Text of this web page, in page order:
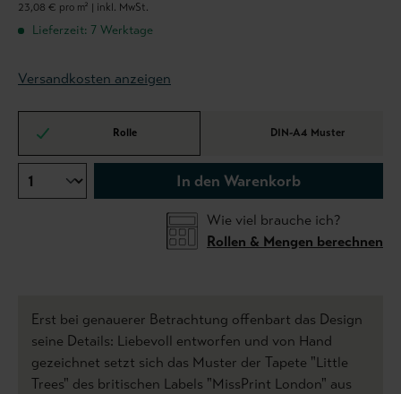
23,08 € pro m² | inkl. MwSt.
Lieferzeit: 7 Werktage
Versandkosten anzeigen
Rolle DIN-A4 Muster
In den Warenkorb
Wie viel brauche ich?
Rollen & Mengen berechnen
Erst bei genauerer Betrachtung offenbart das Design
seine Details: Liebevoll entworfen und von Hand
gezeichnet setzt sich das Muster der Tapete "Little
Trees" des britischen Labels "MissPrint London" aus